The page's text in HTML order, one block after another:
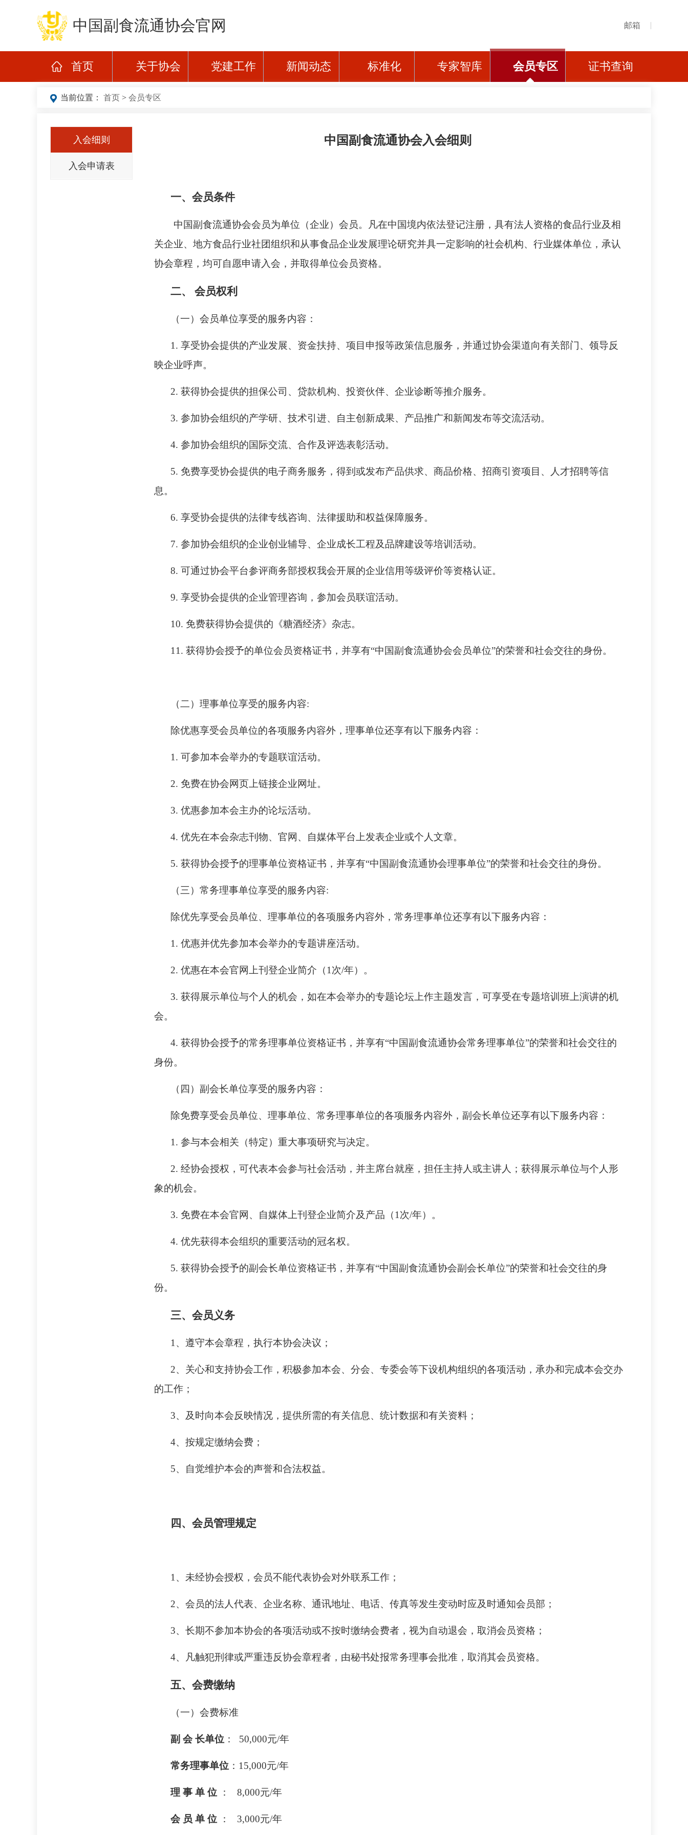
中国副食流通协会官网 邮箱
首页 关于协会 党建工作 新闻动态 标准化 专家智库 会员专区 证书查询
当前位置： 首页 > 会员专区
入会细则
入会申请表
中国副食流通协会入会细则
一、会员条件
中国副食流通协会会员为单位（企业）会员。凡在中国境内依法登记注册，具有法人资格的食品行业及相
关企业、地方食品行业社团组织和从事食品企业发展理论研究并具一定影响的社会机构、行业媒体单位，承认
协会章程，均可自愿申请入会，并取得单位会员资格。
二、 会员权利
（一）会员单位享受的服务内容：
1. 享受协会提供的产业发展、资金扶持、项目申报等政策信息服务，并通过协会渠道向有关部门、领导反
映企业呼声。
2. 获得协会提供的担保公司、贷款机构、投资伙伴、企业诊断等推介服务。
3. 参加协会组织的产学研、技术引进、自主创新成果、产品推广和新闻发布等交流活动。
4. 参加协会组织的国际交流、合作及评选表彰活动。
5. 免费享受协会提供的电子商务服务，得到或发布产品供求、商品价格、招商引资项目、人才招聘等信
息。
6. 享受协会提供的法律专线咨询、法律援助和权益保障服务。
7. 参加协会组织的企业创业辅导、企业成长工程及品牌建设等培训活动。
8. 可通过协会平台参评商务部授权我会开展的企业信用等级评价等资格认证。
9. 享受协会提供的企业管理咨询，参加会员联谊活动。
10. 免费获得协会提供的《糖酒经济》杂志。
11. 获得协会授予的单位会员资格证书，并享有“中国副食流通协会会员单位”的荣誉和社会交往的身份。
（二）理事单位享受的服务内容:
除优惠享受会员单位的各项服务内容外，理事单位还享有以下服务内容：
1. 可参加本会举办的专题联谊活动。
2. 免费在协会网页上链接企业网址。
3. 优惠参加本会主办的论坛活动。
4. 优先在本会杂志刊物、官网、自媒体平台上发表企业或个人文章。
5. 获得协会授予的理事单位资格证书，并享有“中国副食流通协会理事单位”的荣誉和社会交往的身份。
（三）常务理事单位享受的服务内容:
除优先享受会员单位、理事单位的各项服务内容外，常务理事单位还享有以下服务内容：
1. 优惠并优先参加本会举办的专题讲座活动。
2. 优惠在本会官网上刊登企业简介（1次/年）。
3. 获得展示单位与个人的机会，如在本会举办的专题论坛上作主题发言，可享受在专题培训班上演讲的机
会。
4. 获得协会授予的常务理事单位资格证书，并享有“中国副食流通协会常务理事单位”的荣誉和社会交往的
身份。
（四）副会长单位享受的服务内容：
除免费享受会员单位、理事单位、常务理事单位的各项服务内容外，副会长单位还享有以下服务内容：
1. 参与本会相关（特定）重大事项研究与决定。
2. 经协会授权，可代表本会参与社会活动，并主席台就座，担任主持人或主讲人；获得展示单位与个人形
象的机会。
3. 免费在本会官网、自媒体上刊登企业简介及产品（1次/年）。
4. 优先获得本会组织的重要活动的冠名权。
5. 获得协会授予的副会长单位资格证书，并享有“中国副食流通协会副会长单位”的荣誉和社会交往的身
份。
三、会员义务
1、遵守本会章程，执行本协会决议；
2、关心和支持协会工作，积极参加本会、分会、专委会等下设机构组织的各项活动，承办和完成本会交办
的工作；
3、及时向本会反映情况，提供所需的有关信息、统计数据和有关资料；
4、按规定缴纳会费；
5、自觉维护本会的声誉和合法权益。
四、会员管理规定
1、未经协会授权，会员不能代表协会对外联系工作；
2、会员的法人代表、企业名称、通讯地址、电话、传真等发生变动时应及时通知会员部；
3、长期不参加本协会的各项活动或不按时缴纳会费者，视为自动退会，取消会员资格；
4、凡触犯刑律或严重违反协会章程者，由秘书处报常务理事会批准，取消其会员资格。
五、会费缴纳
（一）会费标准
副 会 长单位 ： 50,000元/年
常务理事单位 ： 15,000元/年
理 事 单 位 ： 8,000元/年
会 员 单 位 ： 3,000元/年